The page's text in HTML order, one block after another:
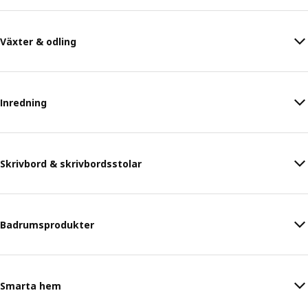
Växter & odling
Inredning
Skrivbord & skrivbordsstolar
Badrumsprodukter
Smarta hem